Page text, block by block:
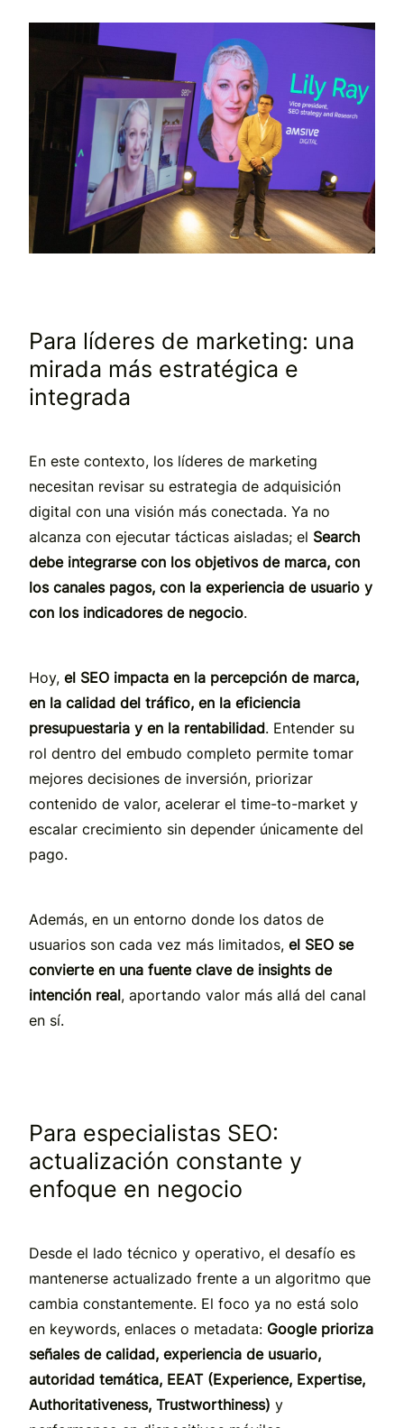
Para líderes de marketing: una
mirada más estratégica e
integrada
En este contexto, los líderes de marketing
necesitan revisar su estrategia de adquisición
digital con una visión más conectada. Ya no
alcanza con ejecutar tácticas aisladas; el Search
debe integrarse con los objetivos de marca, con
los canales pagos, con la experiencia de usuario y
con los indicadores de negocio.
Hoy, el SEO impacta en la percepción de marca,
en la calidad del tráfico, en la eficiencia
presupuestaria y en la rentabilidad. Entender su
rol dentro del embudo completo permite tomar
mejores decisiones de inversión, priorizar
contenido de valor, acelerar el time-to-market y
escalar crecimiento sin depender únicamente del
pago.
Además, en un entorno donde los datos de
usuarios son cada vez más limitados, el SEO se
convierte en una fuente clave de insights de
intención real, aportando valor más allá del canal
en sí.
Para especialistas SEO:
actualización constante y
enfoque en negocio
Desde el lado técnico y operativo, el desafío es
mantenerse actualizado frente a un algoritmo que
cambia constantemente. El foco ya no está solo
en keywords, enlaces o metadata: Google prioriza
señales de calidad, experiencia de usuario,
autoridad temática, EEAT (Experience, Expertise,
Authoritativeness, Trustworthiness) y